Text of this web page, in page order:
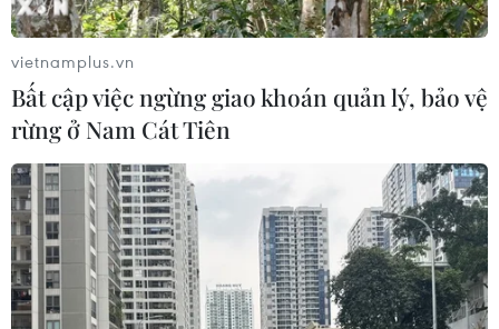
vietnamplus.vn
Bất cập việc ngừng giao khoán quản lý, bảo vệ
rừng ở Nam Cát Tiên